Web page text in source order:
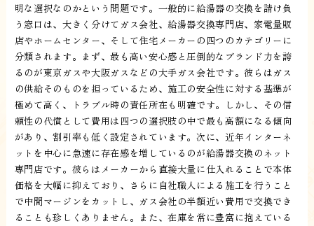
明な選択なのかという問題です。一般的に給湯器の交換を請け負
う窓口は、大きく分けてガス会社、給湯器交換専門店、家電量販
店やホームセンター、そして住宅メーカーの四つのカテゴリーに
分類されます。まず、最も高い安心感と圧倒的なブランド力を誇
るのが東京ガスや大阪ガスなどの大手ガス会社です。彼らはガス
の供給そのものを担っているため、施工の安全性に対する基準が
極めて高く、トラブル時の責任所在も明確です。しかし、その信
頼性の代償として費用は四つの選択肢の中で最も高額になる傾向
があり、割引率も低く設定されています。次に、近年インターネ
ットを中心に急速に存在感を増しているのが給湯器交換のネット
専門店です。彼らはメーカーから直接大量に仕入れることで本体
価格を大幅に抑えており、さらに自社職人による施工を行うこと
で中間マージンをカットし、ガス会社の半額近い費用で交換でき
ることも珍しくありません。また、在庫を常に豊富に抱えている